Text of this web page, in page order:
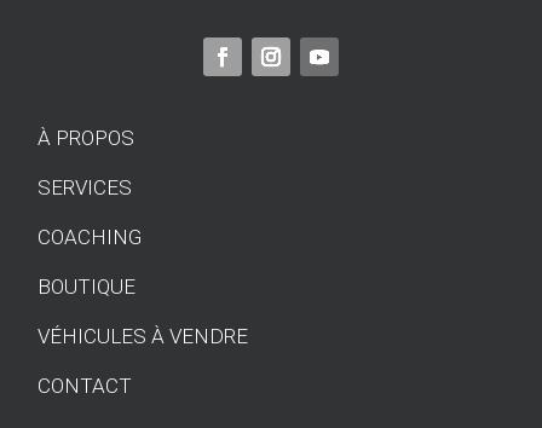
À PROPOS
SERVICES
COACHING
BOUTIQUE
VÉHICULES À VENDRE
CONTACT